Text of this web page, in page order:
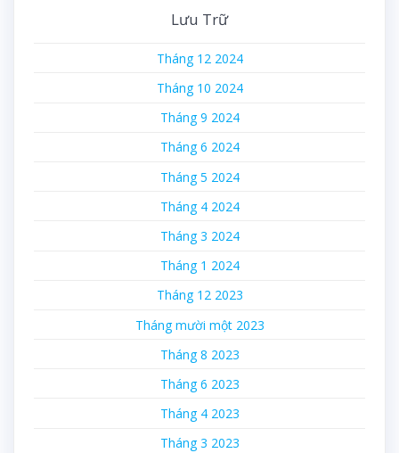
Lưu Trữ
Tháng 12 2024
Tháng 10 2024
Tháng 9 2024
Tháng 6 2024
Tháng 5 2024
Tháng 4 2024
Tháng 3 2024
Tháng 1 2024
Tháng 12 2023
Tháng mười một 2023
Tháng 8 2023
Tháng 6 2023
Tháng 4 2023
Tháng 3 2023